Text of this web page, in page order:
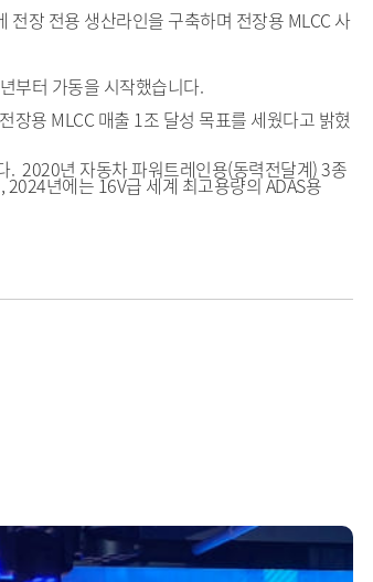
전장 전용 생산라인을 구축하며 전장용 MLCC 사
부터 가동을 시작했습니다.
장용 MLCC 매출 1조 달성 목표를 세웠다고 밝혔
. 2020년 자동차 파워트레인용(동력전달계) 3종
년에는 16V급 세계 최고용량의 ADAS용